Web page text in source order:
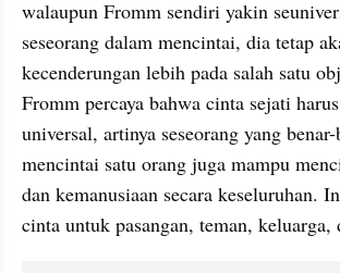
walaupun Fromm sendiri yakin
seseorang dalam mencintai, dia tetap
kecenderungan lebih pada salah satu
Fromm percaya bahwa cinta sejati
universal, artinya seseorang yang
mencintai satu orang juga mampu
dan kemanusiaan secara keseluruhan.
cinta untuk pasangan, teman, keluarga,